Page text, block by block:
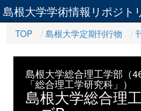
島根大学学術情報リポジト
TOP 島根大学定期刊行物
島根大学総合理工学部（
「総合理工学研究科」）
島根大学総合理